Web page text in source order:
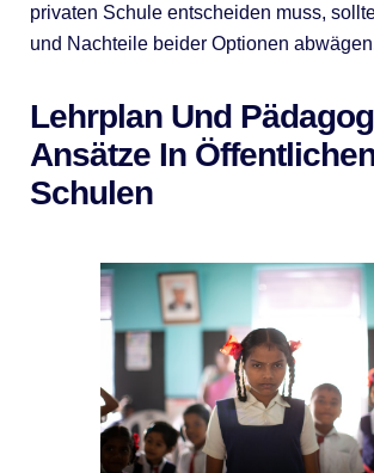
privaten Schule entscheiden muss,
und Nachteile beider Optionen
Lehrplan Und
Ansätze In
Schulen